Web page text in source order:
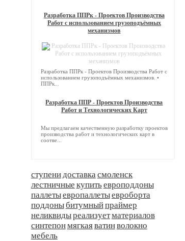
Разработка ППРк - Проектов Производства
Работ с использованием грузоподъёмных
механизмов
Разработка ППРк - Проектов Производства Работ с
использованием грузоподъёмных механизмов. •
ППРк...
Разработка ППР - Проектов Производства
Работ и Технологических Карт
Мы предлагаем качественную разработку проектов
производства работ и технологических карт в
соотве...
ступенидоставкасмоленск
лестничные купитьевроподдоны
паллетыевропаллетыевроборта
поддоныбитумныйпраймер
неликвидыреализуетматериалов
синтепонмягкаяватинволокно
мебель